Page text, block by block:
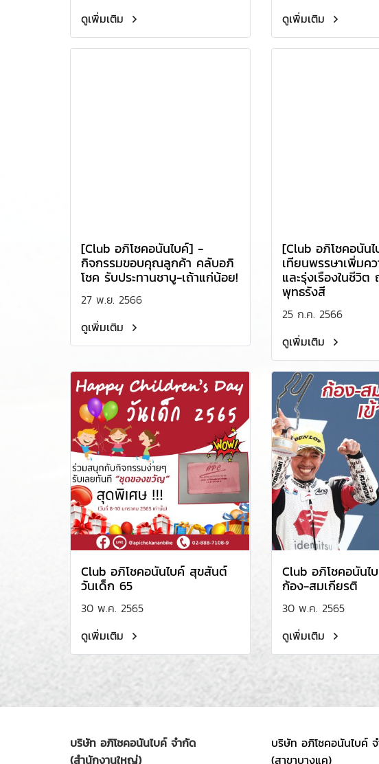
ดูเพิ่มเติม
ดูเพิ่มเติม
[Club อภิโชคอนันไบค์] -
กิจกรรมขอบคุณลูกค้า คลับอภิ
โชค รับประทานชาบู-เถ้าแก่น้อย!
27 พ.ย. 2566
ดูเพิ่มเติม
[Club อภิโชคอนัน
เทียนพรรษาเพิ่มค
และรุ่งเรืองในชีวิ
พุทธรังสี
25 ก.ค. 2566
ดูเพิ่มเติม
Club อภิโชคอนันไบค์ สุขสันต์
วันเด็ก 65
30 พ.ค. 2565
ดูเพิ่มเติม
Club อภิโชคอนันไ
ก้อง-สมเกียรติ
30 พ.ค. 2565
ดูเพิ่มเติม
บริษัท อภิโชคอนันไบค์ จำกัด
(สำนักงานใหญ่)
บริษัท อภิโชคอนันไบค์
(สาขาบางแค)